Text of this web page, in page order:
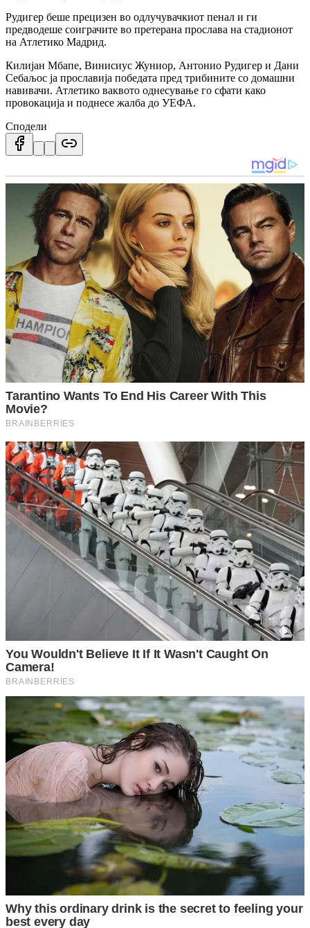
Рудигер беше прецизен во одлучувачкиот пенал и ги
предводеше соиграчите во претерана прослава на стадионот
на Атлетико Мадрид.
Килијан Мбапе, Винисиус Жуниор, Антонио Рудигер и Дани
Себаљос ја прославија победата пред трибините со домашни
навивачи. Атлетико ваквото однесување го сфати како
провокација и поднесе жалба до УЕФА.
Сподели